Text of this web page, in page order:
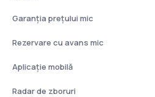
Garanția prețului mic
Rezervare cu avans mic
Aplicație mobilă
Radar de zboruri